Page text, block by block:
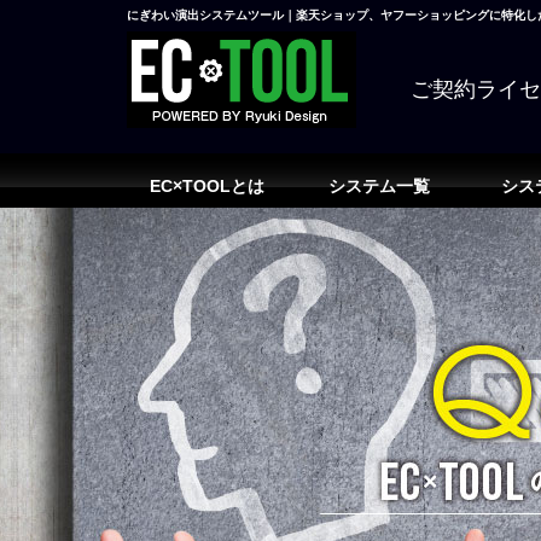
にぎわい演出システムツール｜楽天ショップ、ヤフーショッピングに特化
ご契約ライ
EC×TOOLとは システム一覧 シス